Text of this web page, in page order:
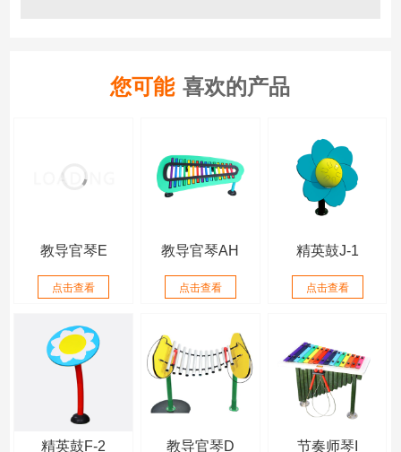
您可能 喜欢的产品
教导官琴E
点击查看
教导官琴AH
点击查看
精英鼓J-1
点击查看
精英鼓F-2 教导官琴D 节奏师琴I